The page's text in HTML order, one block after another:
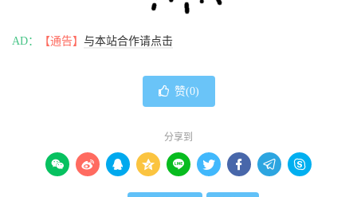
AD： 【通告】 与本站合作请点击
赞(0)
分享到
        